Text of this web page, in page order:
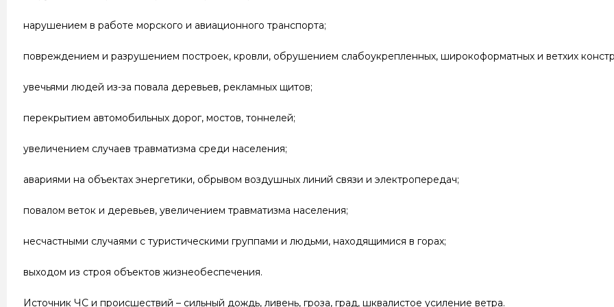
нарушением в работе морского и авиационного транспорта;
повреждением и разрушением построек, кровли, обрушением слабоукрепленных, широкоформатных и ветхих
увечьями людей из-за повала деревьев, рекламных щитов;
перекрытием автомобильных дорог, мостов, тоннелей;
увеличением случаев травматизма среди населения;
авариями на объектах энергетики, обрывом воздушных линий связи и электропередач;
повалом веток и деревьев, увеличением травматизма населения;
несчастными случаями с туристическими группами и людьми, находящимися в горах;
выходом из строя объектов жизнеобеспечения.
Источник ЧС и происшествий – сильный дождь, ливень, гроза, град, шквалистое усиление ветра.